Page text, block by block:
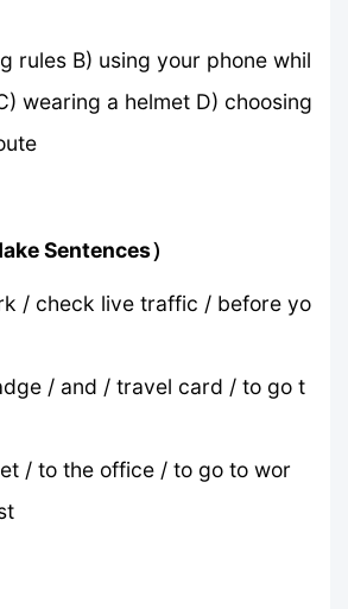
rules B) using your phone whil
wearing a helmet D) choosing
Sentences）
/ check live traffic / before yo
/ and / travel card / to go t
/ to the office / to go to wor